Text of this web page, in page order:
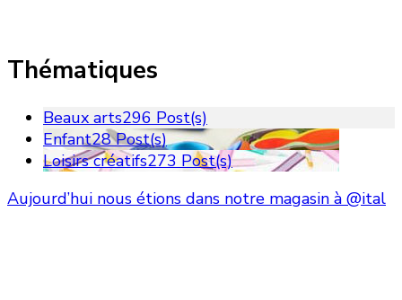
Thématiques
Beaux arts296 Post(s)
Enfant28 Post(s)
Loisirs créatifs273 Post(s)
Aujourd’hui nous étions dans notre magasin à @ital